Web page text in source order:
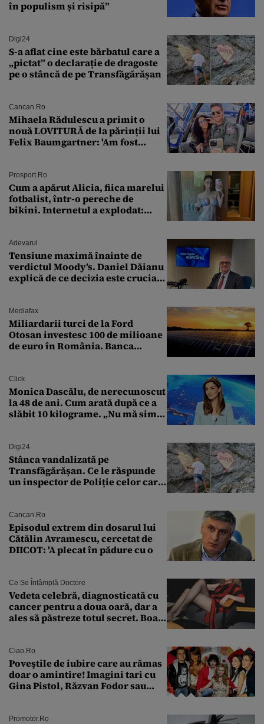
în populism și risipă”
Digi24
S-a aflat cine este bărbatul care a
„pictat” o declarație de dragoste
pe o stâncă de pe Transfăgărășan
Cancan.ro
Mihaela Rădulescu a primit o
nouă LOVITURĂ de la părinții lui
Felix Baumgartner: 'Am fost
Prosport.ro
Cum a apărut Alicia, fiica marelui
fotbalist, într-o pereche de
bikini. Internetul a explodat:
Adevarul
Tensiune maximă înainte de
verdictul Moody’s. Daniel Dăianu
explică de ce decizia este crucială
Mediafax
Miliardarii turci de la Ford
Otosan investesc 100 de milioane
de euro în România. Banca
Click
Monica Dascălu, de nerecunoscut
la 48 de ani. Cum arată după ce a
slăbit 10 kilograme. „Nu mă simt
Digi24
Stânca vandalizată pe
Transfăgărășan. Ce le răspunde
un inspector de Poliție celor care
Cancan.ro
Episodul extrem din dosarul lui
Cătălin Avramescu, cercetat de
DIICOT: 'A plecat în pădure cu o
Ce Se Întâmplă Doctore
Vedeta celebră, diagnosticată cu
cancer pentru a doua oară, dar a
ales să păstreze totul secret. Boala
Ciao.ro
Poveştile de iubire care au rămas
doar o amintire! Imagini tari cu
Gina Pistol, Răzvan Fodor sau
Promotor.ro